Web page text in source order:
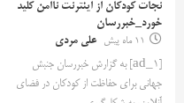
نجات کودکان از اینترنت ناامن کلید
خورد_خبررسان
11 ماه پیش
علی مردی
[ad_1] به گزارش خبررسان جنبش
جهانی برای حفاظت از کودکان در فضای